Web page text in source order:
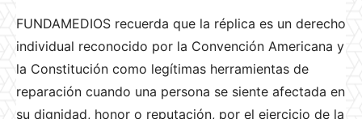
FUNDAMEDIOS recuerda que la réplica es un derecho
individual reconocido por la Convención Americana y
la Constitución como legítimas herramientas de
reparación cuando una persona se siente afectada en
su dignidad, honor o reputación, por el ejercicio de la